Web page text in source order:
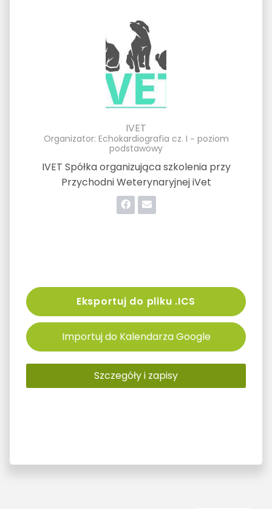
IVET
Organizator: Echokardiografia cz. I ‒ poziom
podstawowy
IVET Spółka organizująca szkolenia przy
Przychodni Weterynaryjnej iVet
Eksportuj do pliku .ICS
Importuj do Kalendarza Google
Szczegóły i zapisy